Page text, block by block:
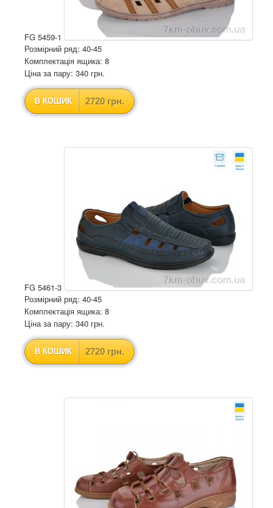
FG 5459-1
Розмірний ряд: 40-45
Комплектація ящика: 8
Ціна за пару: 340 грн.
В КОШИК 2720 грн.
FG 5461-3
Розмірний ряд: 40-45
Комплектація ящика: 8
Ціна за пару: 340 грн.
В КОШИК 2720 грн.